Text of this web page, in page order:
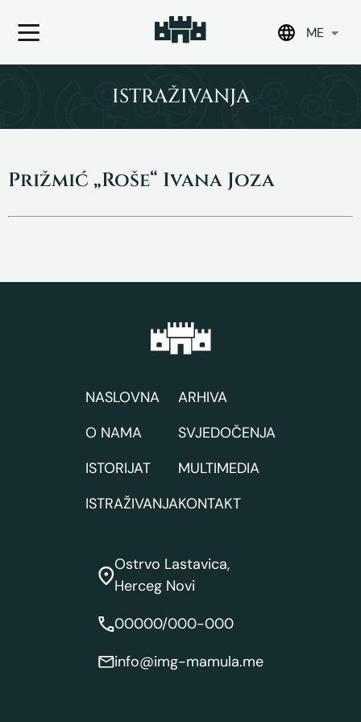
ME
ISTRAŽIVANJA
Prižmić „Roše“ Ivana Joza
NASLOVNA
O NAMA
ISTORIJAT
ISTRAŽIVANJA
ARHIVA
SVJEDOČENJA
MULTIMEDIA
KONTAKT
Ostrvo Lastavica,
Herceg Novi
00000/000-000
info@img-mamula.me